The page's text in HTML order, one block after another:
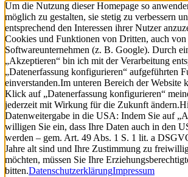
Um die Nutzung dieser Homepage so
möglich zu gestalten, sie stetig zu verbessern
entsprechend den Interessen ihrer Nutzer
Cookies und Funktionen von Dritten, auch
Softwareunternehmen (z. B. Google). Durch
„Akzeptieren“ bin ich mit der Verarbeitung
„Datenerfassung konfigurieren“ aufgeführten
einverstanden.Im unteren Bereich der Website
Klick auf „Datenerfassung konfigurieren“
jederzeit mit Wirkung für die Zukunft ändern.
Datenweitergabe in die USA: Indem Sie auf
willigen Sie ein, dass Ihre Daten auch in den
werden – gem. Art. 49 Abs. 1 S. 1 lit. a
Jahre alt sind und Ihre Zustimmung zu
möchten, müssen Sie Ihre
bitten.DatenschutzerklärungImpressum